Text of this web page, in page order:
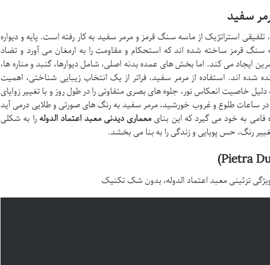
سفید
تلفیقی استراتژیک از ماسه سنگ قرمز و مرمر سفید به کار رفته است. پایه و دیواره
سنگ قرمز ساخته شده اند که استحکام و مقاومت را به ارمغان می آورد و تضاد
ایجاد می کند. اما بخش های عمده بدنه اصلی، شامل دیوارها، گنبد و مناره ها،
شده اند. استفاده از مرمر سفید، فراتر از یک انتخاب زیبایی شناختی، اهمیت
دلیل خاصیت انعکاس نور، جلوه های بصری متفاوتی را در طول روز و با تغییر زوایای
ساعات طلوع و غروب خورشید، مرمر سفید به رنگ های صورتی و طلایی درمی آید
فامی به خود می گیرد که این بنای معماری دیدنی معبد اعتماد الدوله را به شکلی
رنگ، حس پویایی و زندگی را به بنا می بخشد.
تزئینی معبد اعتماد الدوله، بدون شک تکنیک